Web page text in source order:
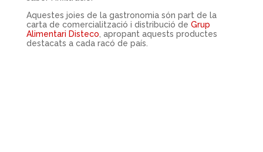
Aquestes joies de la gastronomia són part de la
carta de comercialització i distribució de Grup
Alimentari Disteco , apropant aquests productes
destacats a cada racó de país.